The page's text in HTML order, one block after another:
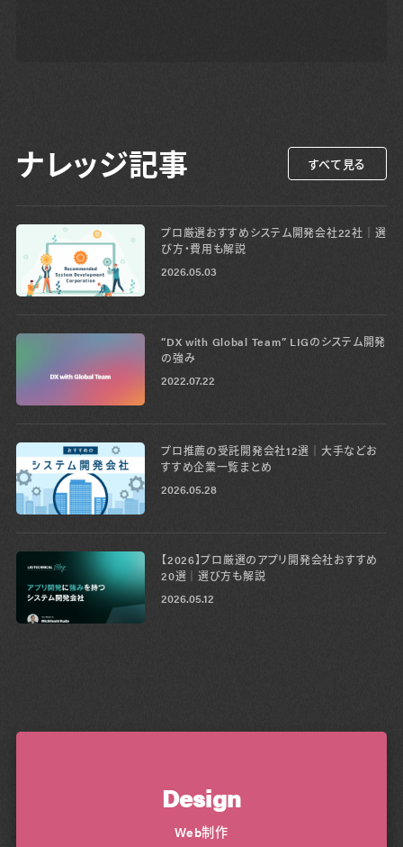
ナレッジ記事 すべて見る
プロ厳選おすすめシステム開発会社22社│選
び方・費用も解説
2026.05.03
“DX with Global Team” LIGのシステム開発
の強み
2022.07.22
プロ推薦の受託開発会社12選│大手などお
すすめ企業一覧まとめ
2026.05.28
【2026】プロ厳選のアプリ開発会社おすすめ
20選│選び方も解説
2026.05.12
Design
Web制作